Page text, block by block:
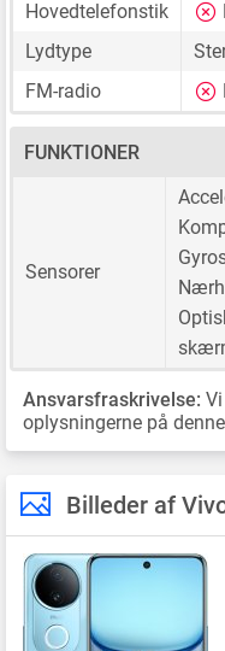
Hovedtelefonstik
Lydtype
FM-radio
FUNKTIONER
Sensorer
Ansvarsfraskrivelse:
oplysningerne på
Billeder af